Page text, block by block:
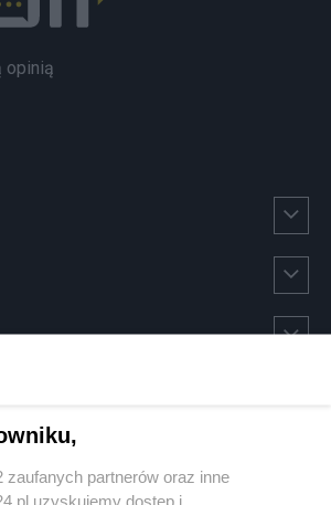
opinią
zaufanych partnerów oraz inne
uzyskujemy dostęp i